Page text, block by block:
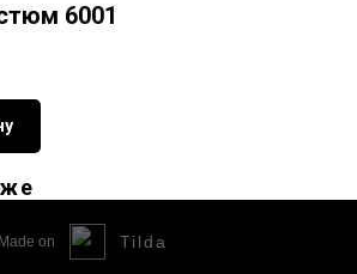
6001
Made on Tilda